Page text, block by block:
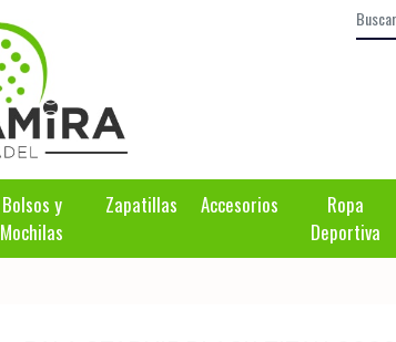
Bolsos y
Mochilas
Zapatillas Accesorios
Ropa
Deportiva